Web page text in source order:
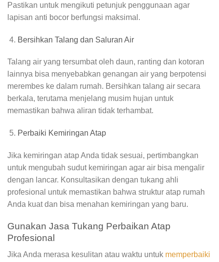
Pastikan untuk mengikuti petunjuk penggunaan agar
lapisan anti bocor berfungsi maksimal.
Bersihkan Talang dan Saluran Air
Talang air yang tersumbat oleh daun, ranting dan kotoran
lainnya bisa menyebabkan genangan air yang berpotensi
merembes ke dalam rumah. Bersihkan talang air secara
berkala, terutama menjelang musim hujan untuk
memastikan bahwa aliran tidak terhambat.
Perbaiki Kemiringan Atap
Jika kemiringan atap Anda tidak sesuai, pertimbangkan
untuk mengubah sudut kemiringan agar air bisa mengalir
dengan lancar. Konsultasikan dengan tukang ahli
profesional untuk memastikan bahwa struktur atap rumah
Anda kuat dan bisa menahan kemiringan yang baru.
Gunakan Jasa Tukang Perbaikan Atap
Profesional
Jika Anda merasa kesulitan atau waktu untuk memperbaiki